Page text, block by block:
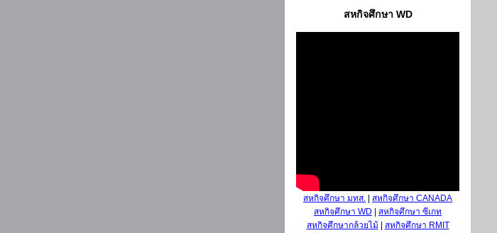
สหกิจศึกษา WD
สหกิจศึกษา มทส.
สหกิจศึกษา CANADA
สหกิจศึกษา WD
สหกิจศึกษา ซีเกท
สหกิจศึกษากล้วยไม้
สหกิจศึกษา RMIT